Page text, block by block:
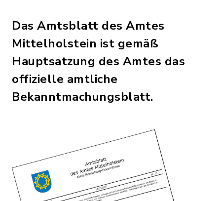
Das Amtsblatt des Amtes
Mittelholstein ist gemäß
Hauptsatzung des Amtes das
offizielle amtliche
Bekanntmachungsblatt.